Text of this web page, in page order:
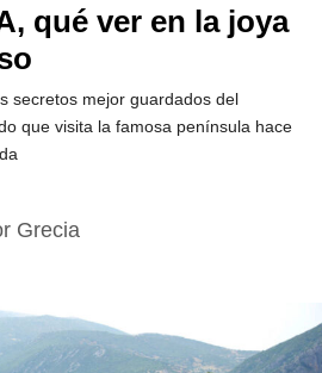
qué ver en la joya
secretos mejor guardados del
que visita la famosa península hace
Grecia